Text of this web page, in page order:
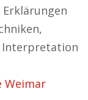
Interpretation
Weimar